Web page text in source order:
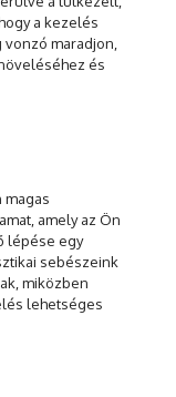
a kezelés
maradjon,
és
magas
amely az Ön
lépése egy
sebészeink
miközben
lehetséges